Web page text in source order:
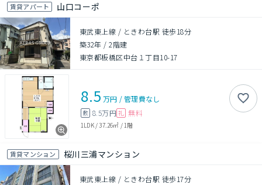
賃貸アパート 山口コーポ
東武東上線 / ときわ台駅 徒歩18分
築32年 /2階建
東京都板橋区中台１丁目10-17
8.5 万円 /管理費なし
敷 8.5万円 礼 無料
1LDK/37.26㎡ / 1階
賃貸マンション 桜川三浦マンション
東武東上線 / ときわ台駅 徒歩17分